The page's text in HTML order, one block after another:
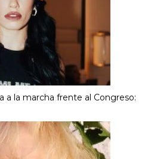
a la marcha frente al Congreso: